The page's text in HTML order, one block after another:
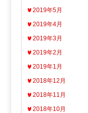
2019年5月
2019年4月
2019年3月
2019年2月
2019年1月
2018年12月
2018年11月
2018年10月